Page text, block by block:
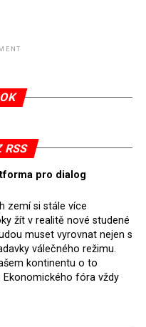
hnědého uhlí pro
českých samospráv
Silva de Lapureta
proto na žádost
uzavření dohody
příčin sporu o
Celkem si
fondů odečíst
45 milionů eur
– ale jak důl,
Už tehdy zástupci
koalice, jako
(PO) Rafał
RSS
pro dialog
zemí si stále více
žít v realitě nové studené
muset vyrovnat nejen s
válečného režimu.
kontinentu o to
Ekonomického fóra vždy